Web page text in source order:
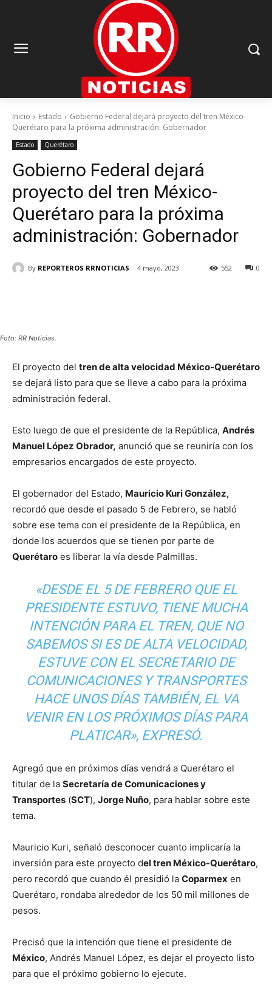
Inicio Estado
Gobierno Federal dejará proyecto del tren México-
Querétaro para la próxima administración: Gobernador
Estado Querétaro
Gobierno Federal dejará
proyecto del tren México-
Querétaro para la próxima
administración: Gobernador
By REPORTEROS RRNOTICIAS 4 mayo, 2023 0
552
Foto: RR Noticias.
El proyecto del tren de alta velocidad México-Querétaro
se dejará listo para que se lleve a cabo para la próxima
administración federal.
Esto luego de que el presidente de la República, Andrés
Manuel López Obrador, anunció que se reuniría con los
empresarios encargados de este proyecto.
El gobernador del Estado, Mauricio Kuri González,
recordó que desde el pasado 5 de Febrero, se habló
sobre ese tema con el presidente de la República, en
donde los acuerdos que se tienen por parte de
Querétaro es liberar la vía desde Palmillas.
«DESDE EL 5 DE FEBRERO QUE EL
PRESIDENTE ESTUVO, TIENE MUCHA
INTENCIÓN PARA EL TREN, QUE NO
SABEMOS SI ES DE ALTA VELOCIDAD,
ESTUVE CON EL SECRETARIO DE
COMUNICACIONES Y TRANSPORTES
HACE UNOS DÍAS TAMBIÉN, EL VA
VENIR EN LOS PRÓXIMOS DÍAS PARA
PLATICAR», EXPRESÓ.
Agregó que en próximos días vendrá a Querétaro el
titular de la Secretaría de Comunicaciones y
Transportes (SCT), Jorge Nuño, para hablar sobre este
tema.
Mauricio Kuri, señaló desconocer cuanto implicaría la
inversión para este proyecto del tren México-Querétaro,
pero recordó que cuando él presidió la Coparmex en
Querétaro, rondaba alrededor de los 50 mil millones de
pesos.
Precisó que la intención que tiene el presidente de
México, Andrés Manuel López, es dejar el proyecto listo
para que el próximo gobierno lo ejecute.